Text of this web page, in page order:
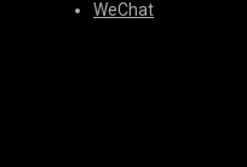
WeChat